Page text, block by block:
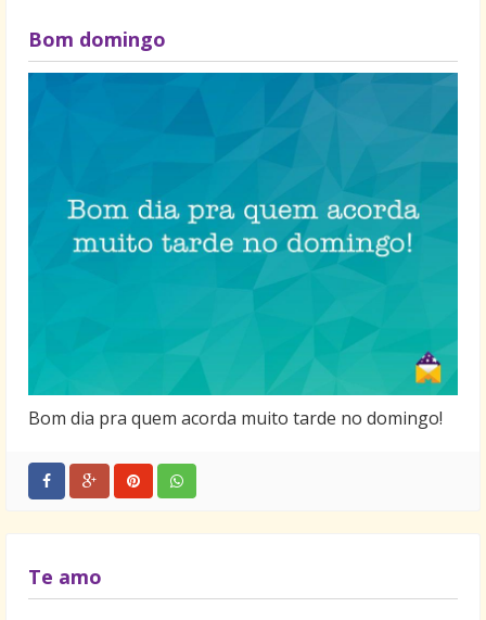
Aproveite este ano que está chegando para realizar
todos os seus sonhos!
Feliz Natal e um próspero Ano Novo para todos!
Bom domingo
Bom dia pra quem acorda muito tarde no domingo!
Te amo